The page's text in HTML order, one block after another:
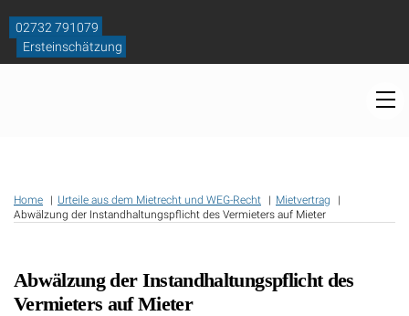
content
02732 791079
Ersteinschätzung
Home Urteile aus dem Mietrecht und WEG-Recht
Mietvertrag
Abwälzung der Instandhaltungspflicht des Vermieters auf Mieter
Abwälzung der Instandhaltungspflicht des
Vermieters auf Mieter